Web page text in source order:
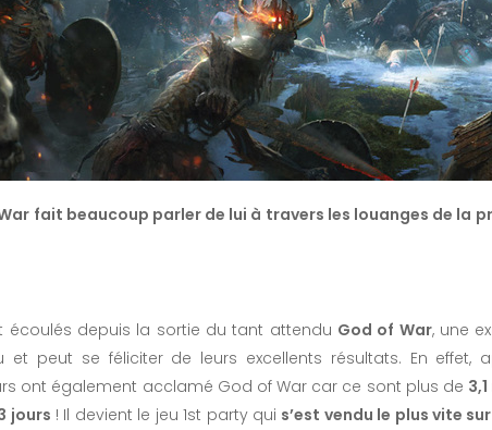
fait beaucoup parler de lui à travers les louanges de la
écoulés depuis la sortie du tant attendu God of War, une
et peut se féliciter de leurs excellents résultats. En effet,
ont également acclamé God of War car ce sont plus de
jours ! Il devient le jeu 1st party qui s’est vendu le plus vite sur